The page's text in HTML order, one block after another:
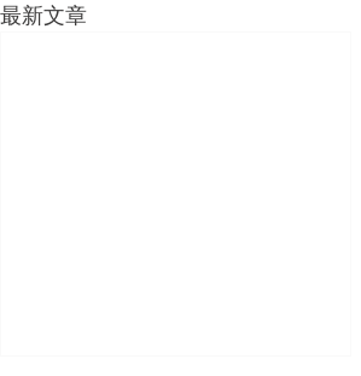
最新文章